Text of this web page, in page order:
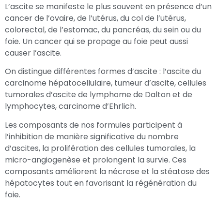
L’ascite se manifeste le plus souvent en présence d’un
cancer de l’ovaire, de l’utérus, du col de l’utérus,
colorectal, de l’estomac, du pancréas, du sein ou du
foie. Un cancer qui se propage au foie peut aussi
causer l’ascite.
On distingue différentes formes d’ascite : l’ascite du
carcinome hépatocellulaire, tumeur d’ascite, cellules
tumorales d’ascite de lymphome de Dalton et de
lymphocytes, carcinome d’Ehrlich.
Les composants de nos formules participent à
l’inhibition de manière significative du nombre
d’ascites, la prolifération des cellules tumorales, la
micro-angiogenèse et prolongent la survie. Ces
composants améliorent la nécrose et la stéatose des
hépatocytes tout en favorisant la régénération du
foie.